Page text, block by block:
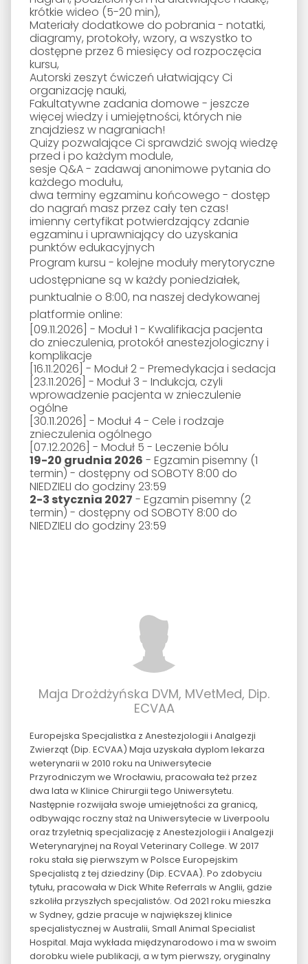
krótkie wideo (5-20 min),
Materiały dodatkowe do pobrania - notatki,
diagramy, protokoły, wzory, a wszystko to
dostępne przez 6 miesięcy od rozpoczęcia
kursu,
Autorski zeszyt ćwiczeń ułatwiający Ci
organizację nauki,
Fakultatywne zadania domowe - jeszcze
więcej wiedzy i umiejętności, których nie
znajdziesz w nagraniach!
Quizy pozwalające Ci sprawdzić swoją wiedzę
przed i po każdym module,
sesje Q&A - zadawaj anonimowe pytania do
każdego modułu,
dwa terminy egzaminu końcowego - dostęp
do nagrań masz przez cały ten czas!
imienny certyfikat potwierdzający zdanie
egzaminu i uprawniający do uzyskania
punktów edukacyjnych
Program kursu - kolejne moduły merytoryczne
udostępniane są w każdy poniedziałek,
punktualnie o 8:00, na naszej dedykowanej
platformie online:
[09.11.2026] - Moduł 1 - Kwalifikacja pacjenta
do znieczulenia, protokół anestezjologiczny i
komplikacje
[16.11.2026] - Moduł 2 - Premedykacja i sedacja
[23.11.2026] - Moduł 3 - Indukcja, czyli
wprowadzenie pacjenta w znieczulenie
ogólne
[30.11.2026] - Moduł 4 - Cele i rodzaje
znieczulenia ogólnego
[07.12.2026] - Moduł 5 - Leczenie bólu
19-20 grudnia 2026 - Egzamin pisemny (1
termin) - dostępny od SOBOTY 8:00 do
NIEDZIELI do godziny 23:59
2-3 stycznia 2027 - Egzamin pisemny (2
termin) - dostępny od SOBOTY 8:00 do
NIEDZIELI do godziny 23:59
Maja Drożdżyńska DVM, MVetMed, Dip.
ECVAA
Europejska Specjalistka z Anestezjologii i Analgezji
Zwierząt (Dip. ECVAA) Maja uzyskała dyplom lekarza
weterynarii w 2010 roku na Uniwersytecie
Przyrodniczym we Wrocławiu, pracowała też przez
dwa lata w Klinice Chirurgii tego Uniwersytetu.
Następnie rozwijała swoje umiejętności za granicą,
odbywając roczny staż na Uniwersytecie w Liverpoolu
oraz trzyletnią specjalizację z Anestezjologii i Analgezji
Weterynaryjnej na Royal Veterinary College. W 2017
roku stała się pierwszym w Polsce Europejskim
Specjalistą z tej dziedziny (Dip. ECVAA). Po zdobyciu
tytułu, pracowała w Dick White Referrals w Anglii, gdzie
szkoliła przyszłych specjalistów. Od 2021 roku mieszka
w Sydney, gdzie pracuje w największej klinice
specjalistycznej w Australii, Small Animal Specialist
Hospital. Maja wykłada międzynarodowo i ma w swoim
dorobku wiele publikacji, a w tym pierwszy, oryginalny